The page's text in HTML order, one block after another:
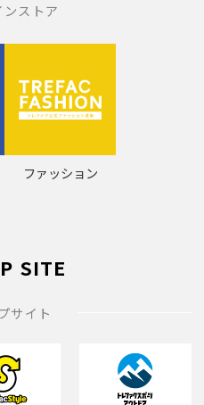
ストア
ファッション
SITE
サイト